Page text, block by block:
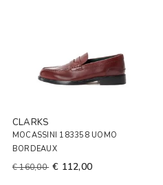
CLARKS
MOCASSINI 183358 UOMO
BORDEAUX
€ 160,00 € 112,00